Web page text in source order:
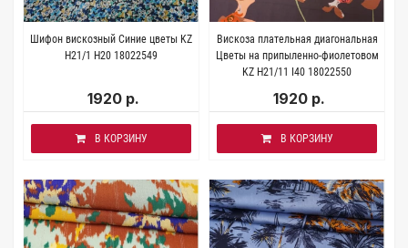
Шифон вискозный Синие цветы KZ
H21/1 Н20 18022549
1920 р.
В КОРЗИНУ
Вискоза плательная диагональная
Цветы на припыленно-фиолетовом
KZ H21/11 I40 18022550
1920 р.
В КОРЗИНУ